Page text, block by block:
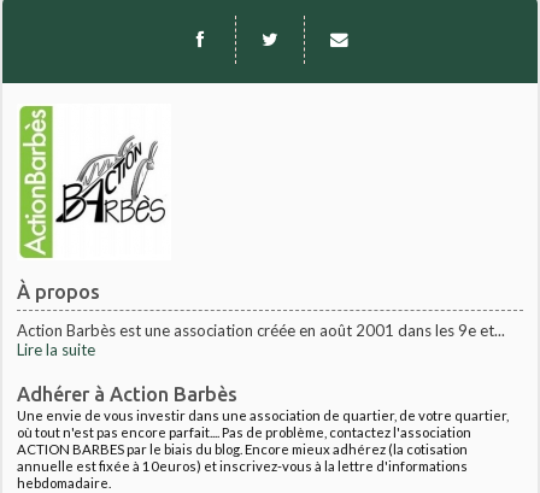
À propos
Action Barbès est une association créée en août 2001 dans les 9e et...
Lire la suite
Adhérer à Action Barbès
Une envie de vous investir dans une association de quartier, de votre quartier,
où tout n'est pas encore parfait.... Pas de problème, contactez l'association
ACTION BARBES par le biais du blog. Encore mieux adhérez (la cotisation
annuelle est fixée à 10euros) et inscrivez-vous à la lettre d'informations
hebdomadaire.